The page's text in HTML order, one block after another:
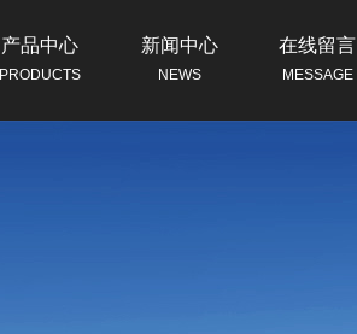
产品中心
PRODUCTS
新闻中心
NEWS
在线留言
MESSAGE